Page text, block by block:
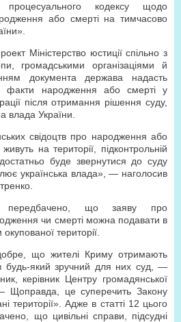
кодексу щодо
або смерті на тимчасово
Міністерство юстиції спільно з
громадськими організаціями й
документа держава надасть
факти народження або смерті у
після отримання рішення суду,
влада України.
свідоцтв про народження або
на території, підконтрольній
буде звернутися до суду
українська влада», — наголосив
передбачено, що заяву про
чи смерті можна подавати в
території.
що жителі Криму отримають
будь-який зручний для них суд, —
керівник Центру громадянської
Щоправда, це суперечить Закону
території». Адже в статті 12 цього
що цивільні справи, підсудні